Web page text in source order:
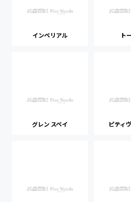
インペリアル ト
グレン スペイ ピティ